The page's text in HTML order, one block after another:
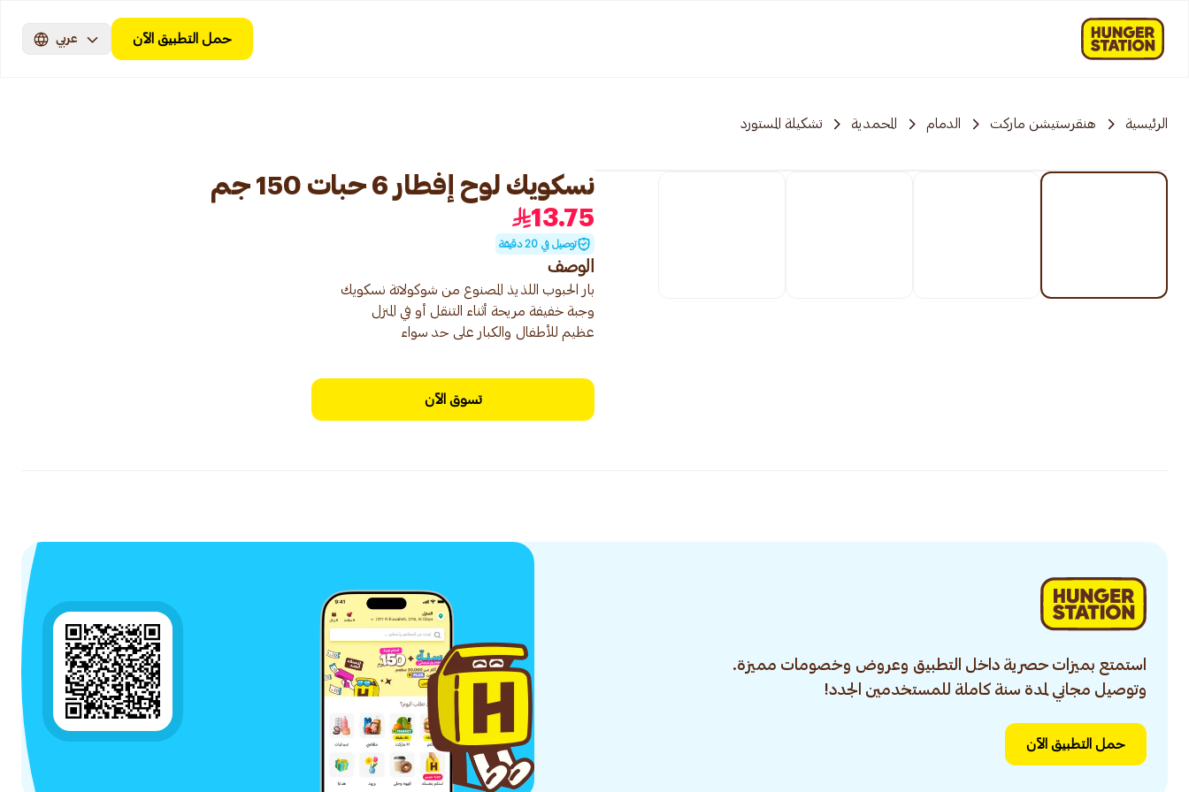
حمل التطبيق الآن عربي
الرئيسية هنقرستيشن ماركت الدمام المحمدية تشكيلة المستورد
نسكويك لوح إفطار 6 حبات 150 جم
13.75
توصيل في 20 دقيقة
الوصف
عظيم للأطفال والكبار على حد سواء
تسوق الآن
استمتع بميزات حصرية داخل التطبيق وعروض وخصومات مميزة.
وتوصيل مجاني لمدة سنة كاملة للمستخدمين الجدد!
حمل التطبيق الآن